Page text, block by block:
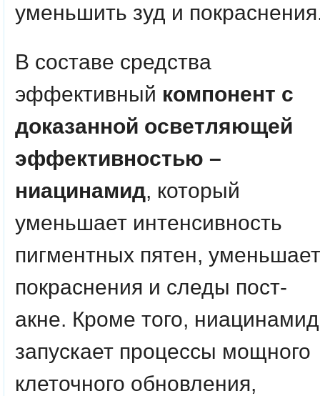
уменьшить зуд и
В составе средства
эффективный компонент с
доказанной осветляющей
эффективностью –
ниацинамид, который
уменьшает интенсивность
пигментных пятен, уменьшает
покраснения и следы пост-
акне. Кроме того, ниацинамид
запускает процессы мощного
клеточного обновления,